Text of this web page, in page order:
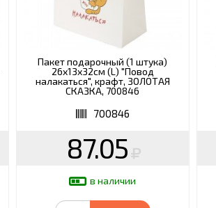
Пакет подарочный (1 штука)
26х13х32см (L) "Повод
налакаться", крафт, ЗОЛОТАЯ
СКАЗКА, 700846
700846
87.05
в наличии